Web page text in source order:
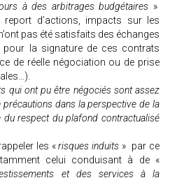
à des arbitrages budgétaires »
report d’actions, impacts sur les
pas été satisfaits des échanges
pour la signature de ces contrats
de réelle négociation ou de prise
qui ont pu être négociés sont assez
dans la perspective de la
du respect du plafond contractualisé
les «risques induits » par ce
celui conduisant à de «
et des services à la